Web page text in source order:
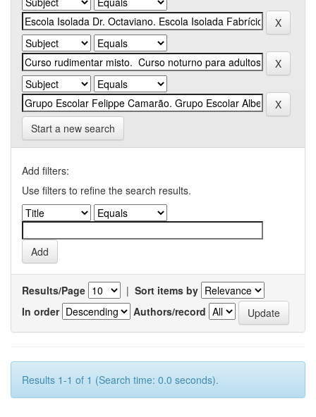
Start a new search
Add filters:
Use filters to refine the search results.
Results/Page | Sort items by
In order
Authors/record
Results 1-1 of 1 (Search time: 0.0 seconds).